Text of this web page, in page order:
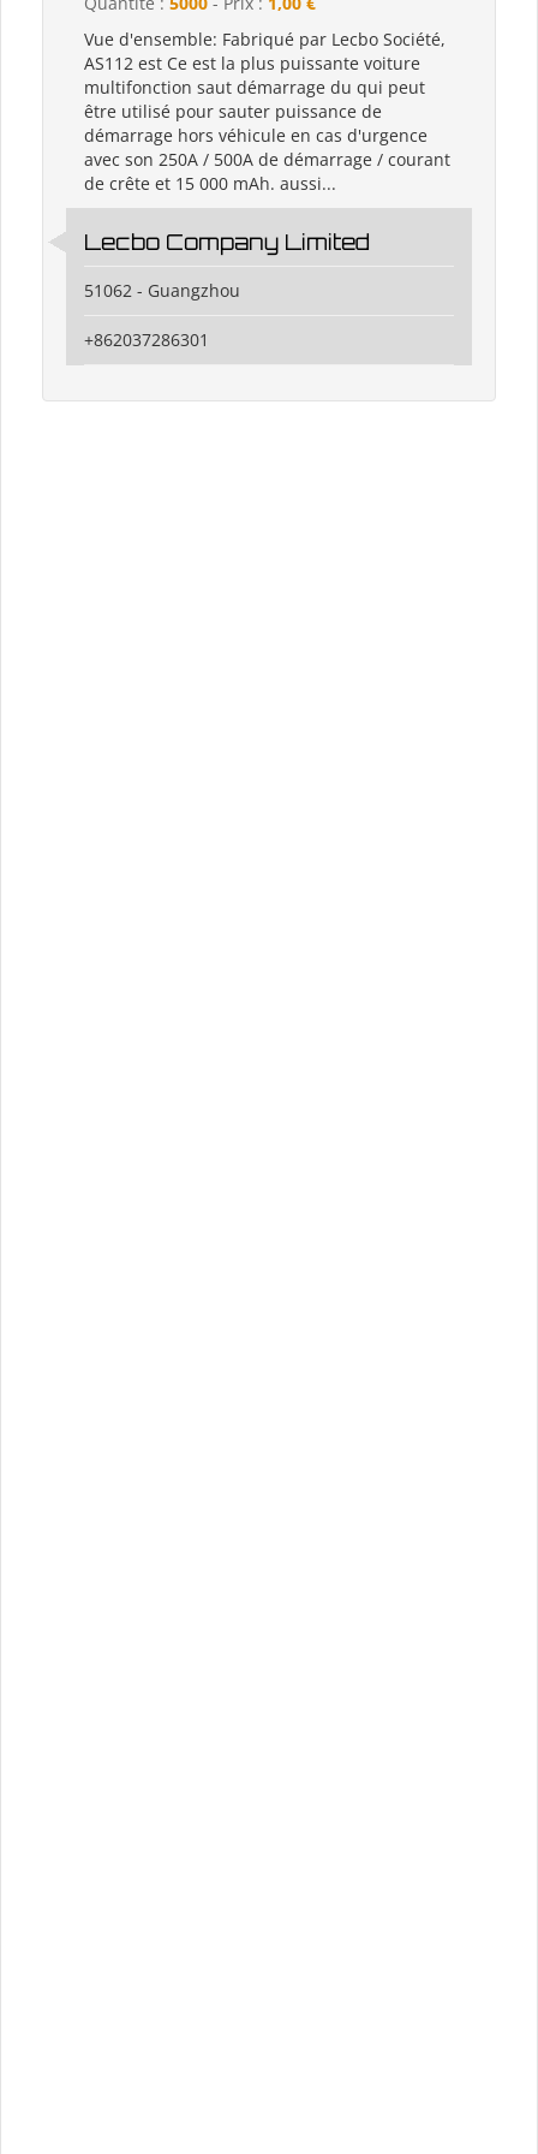
Vue d'ensemble: Fabriqué par Lecbo Société,
AS112 est Ce est la plus puissante voiture
multifonction saut démarrage du qui peut
être utilisé pour sauter puissance de
démarrage hors véhicule en cas d'urgence
avec son 250A / 500A de démarrage / courant
de crête et 15 000 mAh. aussi...
Lecbo Company Limited
51062 - Guangzhou
+862037286301